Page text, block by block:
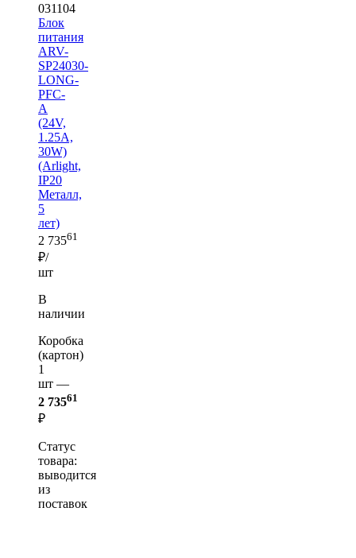
031104
Блок
питания
ARV-
SP24030-
LONG-
PFC-
A
(24V,
1.25A,
30W)
(Arlight,
IP20
Металл,
5
лет)
2 73561
₽/
шт
В
наличии
Коробка
(картон)
1
шт —
2 73561
₽
Статус
товара:
выводится
из
поставок